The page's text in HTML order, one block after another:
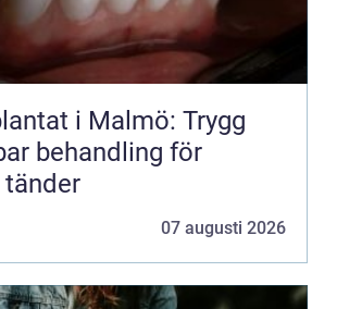
i Malmö: Trygg
behandling för
tänder
07 augusti 2026